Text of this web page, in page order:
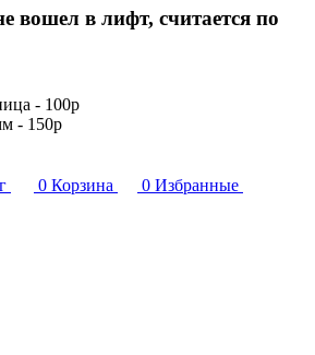
вошел в лифт, считается по
- 100р
- 150р
0 Корзина 0 Избранные